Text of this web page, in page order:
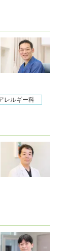
レルギー科